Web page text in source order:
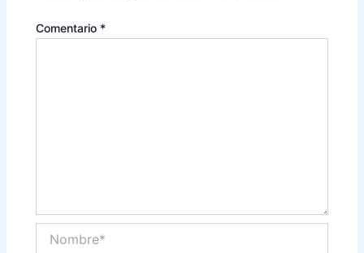
Comentario *